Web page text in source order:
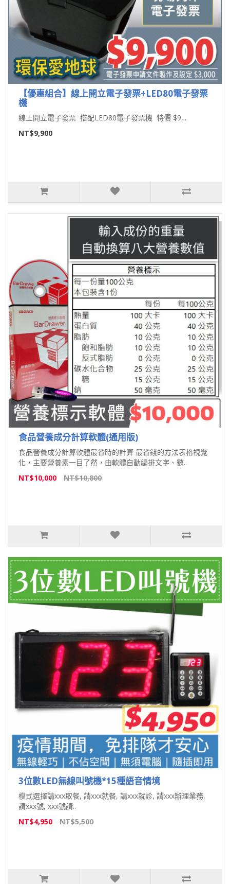
【優惠組合】線上開立電子發票+LED80電子發票
機
線上開立電子發票 搭配LED80電子發票機 特價 $9,..
NT$9,900
食品營養成分計算軟體(通用版)
食品營養成分計算軟體最省時的計算 最省錢的方法表格視覺
化，主要營養素一目了然，由軟體自動編排文字、數..
NT$10,000
NT$10,800
3位數LED無線叫號機*15種語音情境
模式選擇請xxx取餐, 請xxx就餐, 請xxx就診, 請xxx辦理業務,
請xxx號, xxx號請..
NT$4,950
NT$5,500